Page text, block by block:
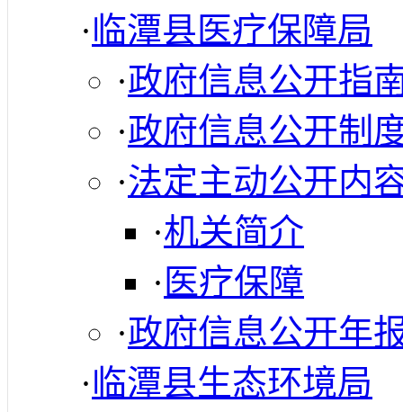
·临潭县医疗保障局
·政府信息公开指
·政府信息公开制
·法定主动公开内
·机关简介
· 医疗保障
·政府信息公开年
·临潭县生态环境局